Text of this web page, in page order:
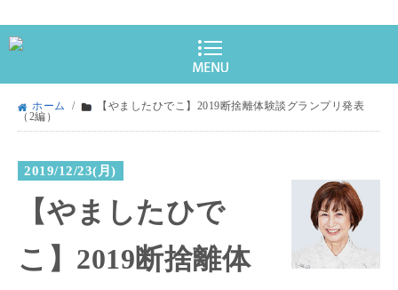
ホーム /
【やましたひでこ】2019断捨離体験談グランプリ発表
（2編）
2019/12/23(月)
【やましたひで
こ】2019断捨離体